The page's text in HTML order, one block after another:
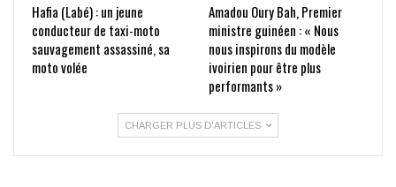
Hafia (Labé) : un jeune
conducteur de taxi-moto
sauvagement assassiné, sa
moto volée
Amadou Oury Bah, Premier
ministre guinéen : « Nous
nous inspirons du modèle
ivoirien pour être plus
performants »
CHARGER PLUS D'ARTICLES